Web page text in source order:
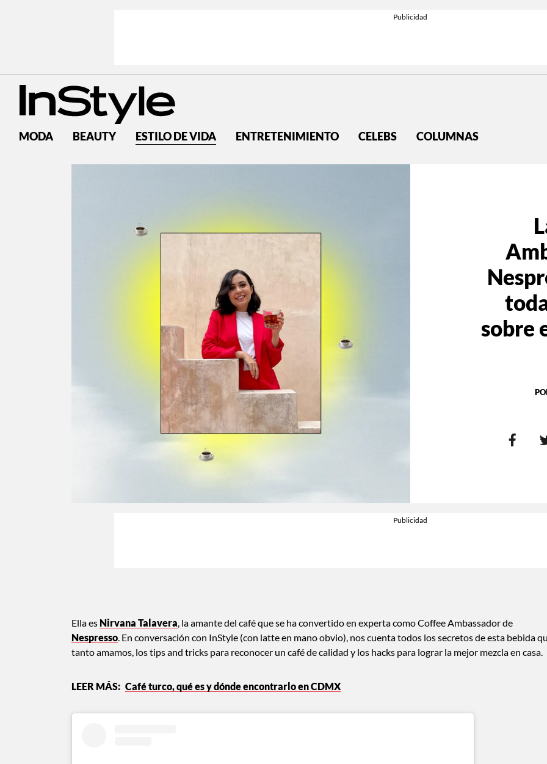
MODA BEAUTY ESTILO DE VIDA ENTRETENIMIENTO CELEBS COLUMNAS
sobre
Ella es Nirvana Talavera , la amante del café que se ha convertido en experta como Coffee Ambassador de
Nespresso . En conversación con InStyle (con latte en mano obvio), nos cuenta todos los secretos de esta bebida
tanto amamos, los tips and tricks para reconocer un café de calidad y los hacks para lograr la mejor mezcla en casa.
Café turco, qué es y dónde encontrarlo en CDMX